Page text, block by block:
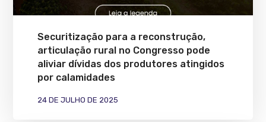
Securitização para a reconstrução,
articulação rural no Congresso pode
aliviar dívidas dos produtores atingidos
por calamidades
24 DE JULHO DE 2025